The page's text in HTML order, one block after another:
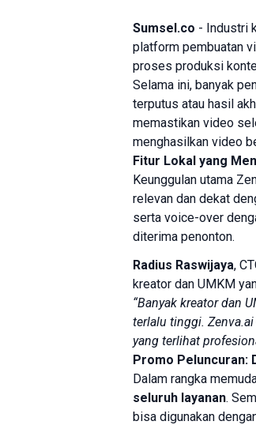
Sumsel.co - Industri
platform pembuatan
proses produksi
Selama ini, banyak
terputus atau hasil
memastikan video
menghasilkan video
Fitur Lokal yang
Keunggulan utama
relevan dan dekat
serta voice-over
diterima penonton.
Radius Raswijaya,
kreator dan UMKM
“Banyak kreator dan
terlalu tinggi.
yang terlihat
Promo Peluncuran:
Dalam rangka
seluruh layanan.
bisa digunakan